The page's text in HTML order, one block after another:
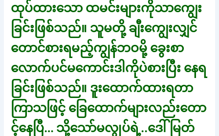
ထုပ်ထားသော ထမင်းများကိုသာကျွေး
ခြင်းဖြစ်သည်။ သူမတို့ ချီးကျွေးလျှင်
တောင်စားရမည့်ကျွန်ဘဝမို့ ခွေးစာ
လောက်ပင်မကောင်းဒါကိုပဲစားပြီး နေရ
ခြင်းဖြစ်သည်။ ဒူးထောက်ထားရတာ
ကြာသဖြင့် ခြေထောက်များလည်းတော
င့်နေပြီ… သို့သော်မလွုပ်ရဲ့..ဒေါ်မြတ်